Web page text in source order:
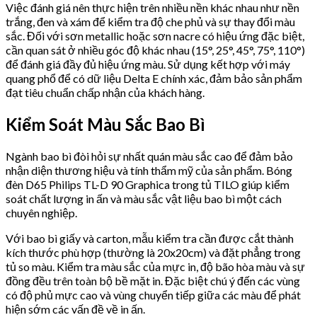
Việc đánh giá nên thực hiện trên nhiều nền khác nhau như nền
trắng, đen và xám để kiểm tra độ che phủ và sự thay đổi màu
sắc. Đối với sơn metallic hoặc sơn nacre có hiệu ứng đặc biệt,
cần quan sát ở nhiều góc độ khác nhau (15°, 25°, 45°, 75°, 110°)
để đánh giá đầy đủ hiệu ứng màu. Sử dụng kết hợp với máy
quang phổ để có dữ liệu Delta E chính xác, đảm bảo sản phẩm
đạt tiêu chuẩn chấp nhận của khách hàng.
Kiểm Soát Màu Sắc Bao Bì
Ngành bao bì đòi hỏi sự nhất quán màu sắc cao để đảm bảo
nhận diện thương hiệu và tính thẩm mỹ của sản phẩm. Bóng
đèn D65 Philips TL-D 90 Graphica trong tủ TILO giúp kiểm
soát chất lượng in ấn và màu sắc vật liệu bao bì một cách
chuyên nghiệp.
Với bao bì giấy và carton, mẫu kiểm tra cần được cắt thành
kích thước phù hợp (thường là 20x20cm) và đặt phẳng trong
tủ so màu. Kiểm tra màu sắc của mực in, độ bão hòa màu và sự
đồng đều trên toàn bộ bề mặt in. Đặc biệt chú ý đến các vùng
có độ phủ mực cao và vùng chuyển tiếp giữa các màu để phát
hiện sớm các vấn đề về in ấn.